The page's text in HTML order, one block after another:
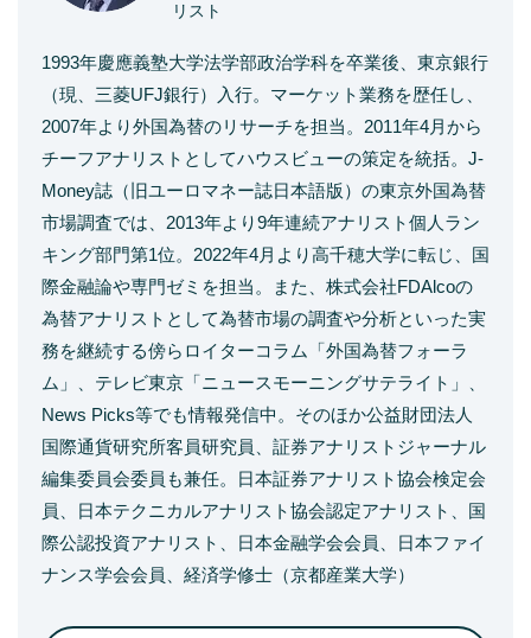
リスト
1993年慶應義塾大学法学部政治学科を卒業後、東京銀行
（現、三菱UFJ銀行）入行。マーケット業務を歴任し、
2007年より外国為替のリサーチを担当。2011年4月から
チーフアナリストとしてハウスビューの策定を統括。J-
Money誌（旧ユーロマネー誌日本語版）の東京外国為替
市場調査では、2013年より9年連続アナリスト個人ラン
キング部門第1位。2022年4月より高千穂大学に転じ、国
際金融論や専門ゼミを担当。また、株式会社FDAlcoの
為替アナリストとして為替市場の調査や分析といった実
務を継続する傍らロイターコラム「外国為替フォーラ
ム」、テレビ東京「ニュースモーニングサテライト」、
News Picks等でも情報発信中。そのほか公益財団法人
国際通貨研究所客員研究員、証券アナリストジャーナル
編集委員会委員も兼任。日本証券アナリスト協会検定会
員、日本テクニカルアナリスト協会認定アナリスト、国
際公認投資アナリスト、日本金融学会会員、日本ファイ
ナンス学会会員、経済学修士（京都産業大学）